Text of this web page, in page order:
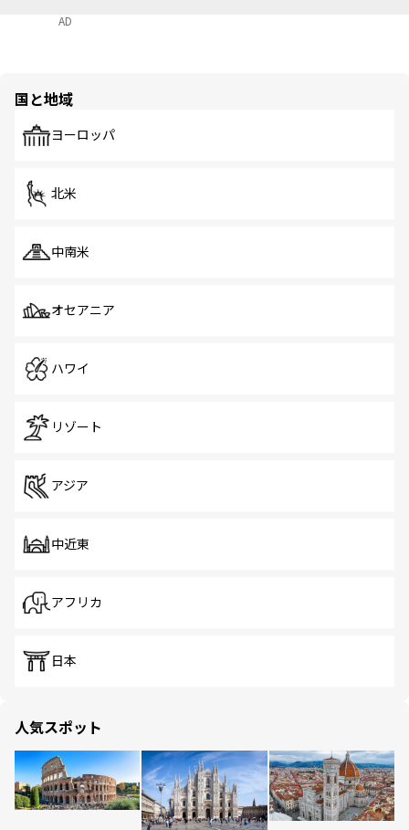
AD
国と地域
ヨーロッパ
北米
中南米
オセアニア
ハワイ
リゾート
アジア
中近東
アフリカ
日本
人気スポット